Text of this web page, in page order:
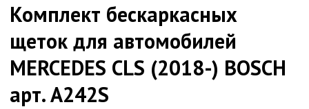
Комплект бескаркасных
щеток для автомобилей
MERCEDES CLS (2018-) BOSCH
арт. A242S